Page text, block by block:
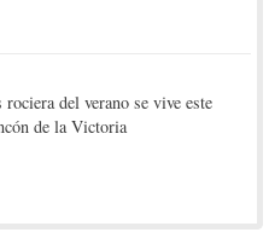
rociera del verano se vive este
de la Victoria